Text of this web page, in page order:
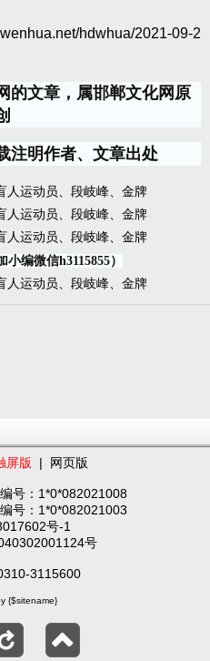
hdwhua/2021-09-2
的文章，属邯郸文化网原
注明作者、文章出处
小编微信h3115855）
屏版 | 网页版
号：1*0*082021008
号：1*0*082021003
号-1
号
3115600
{$sitename}